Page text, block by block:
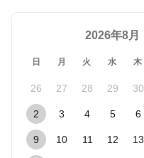
2026年8月
日 月 火 水 木
26 27 28 29 30
2 3 4 5 6
9 10 11 12 13